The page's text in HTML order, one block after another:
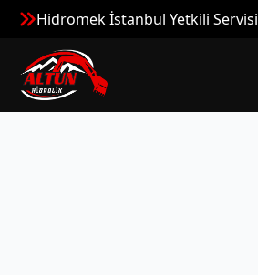
Hidromek İstanbul Yetkili Servisi